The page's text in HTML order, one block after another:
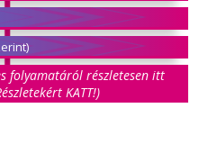
folyamatáról részletesen itt
KATT!)